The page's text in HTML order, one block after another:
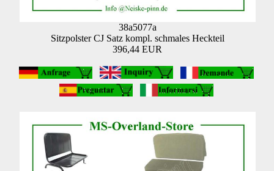
38a5077a
Sitzpolster CJ Satz kompl. schmales Heckteil
396,44 EUR